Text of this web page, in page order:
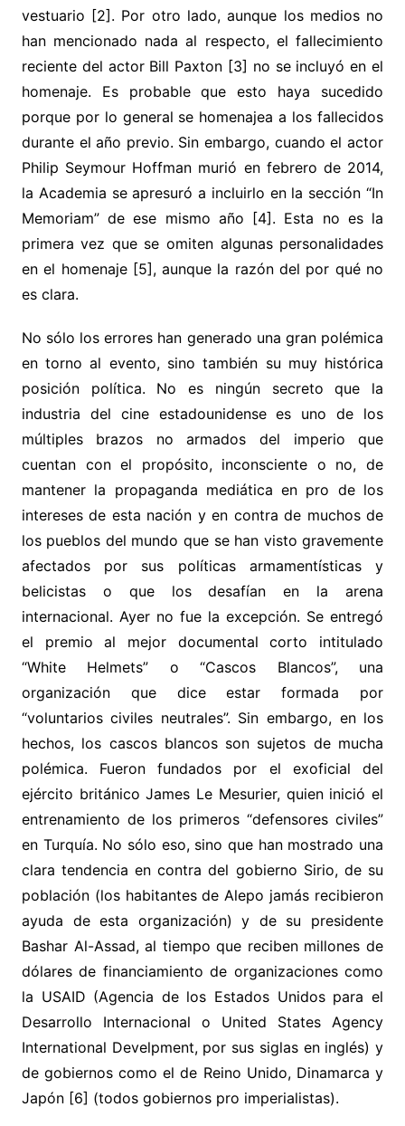
vestuario [2]. Por otro lado, aunque los medios no
han mencionado nada al respecto, el fallecimiento
reciente del actor Bill Paxton [3] no se incluyó en el
homenaje. Es probable que esto haya sucedido
porque por lo general se homenajea a los fallecidos
durante el año previo. Sin embargo, cuando el actor
Philip Seymour Hoffman murió en febrero de 2014,
la Academia se apresuró a incluirlo en la sección “In
Memoriam” de ese mismo año [4]. Esta no es la
primera vez que se omiten algunas personalidades
en el homenaje [5], aunque la razón del por qué no
es clara.
No sólo los errores han generado una gran polémica
en torno al evento, sino también su muy histórica
posición política. No es ningún secreto que la
industria del cine estadounidense es uno de los
múltiples brazos no armados del imperio que
cuentan con el propósito, inconsciente o no, de
mantener la propaganda mediática en pro de los
intereses de esta nación y en contra de muchos de
los pueblos del mundo que se han visto gravemente
afectados por sus políticas armamentísticas y
belicistas o que los desafían en la arena
internacional. Ayer no fue la excepción. Se entregó
el premio al mejor documental corto intitulado
“White Helmets” o “Cascos Blancos”, una
organización que dice estar formada por
“voluntarios civiles neutrales”. Sin embargo, en los
hechos, los cascos blancos son sujetos de mucha
polémica. Fueron fundados por el exoficial del
ejército británico James Le Mesurier, quien inició el
entrenamiento de los primeros “defensores civiles”
en Turquía. No sólo eso, sino que han mostrado una
clara tendencia en contra del gobierno Sirio, de su
población (los habitantes de Alepo jamás recibieron
ayuda de esta organización) y de su presidente
Bashar Al-Assad, al tiempo que reciben millones de
dólares de financiamiento de organizaciones como
la USAID (Agencia de los Estados Unidos para el
Desarrollo Internacional o United States Agency
International Develpment, por sus siglas en inglés) y
de gobiernos como el de Reino Unido, Dinamarca y
Japón [6] (todos gobiernos pro imperialistas).